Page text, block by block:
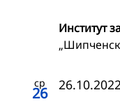
Институт
ср
26